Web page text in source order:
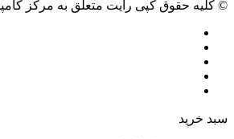
© کلیه حقوق کپی رایت متعلق به مرکز
سبد خرید